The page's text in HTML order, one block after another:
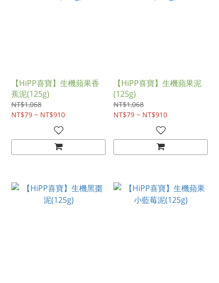
【HiPP喜寶】生機蘋果香
蕉泥(125g)
NT$1,068
NT$79 ~ NT$910
【HiPP喜寶】生機蘋果泥
(125g)
NT$1,068
NT$79 ~ NT$910